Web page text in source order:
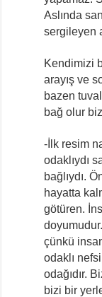
Aslında
sergileyen
Kendimizi
arayış ve
bazen
bağ olur
-İlk resim
odaklıydı
bağlıydı.
hayatta
götüren.
çünkü
odaklı
odağıdır.
bizi bir